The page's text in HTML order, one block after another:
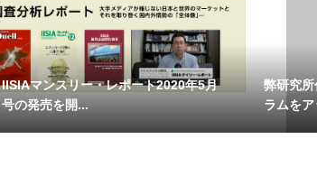
IISIAマンスリー・レポート2020年5月
号の発売を開...
弊研究
ラムを